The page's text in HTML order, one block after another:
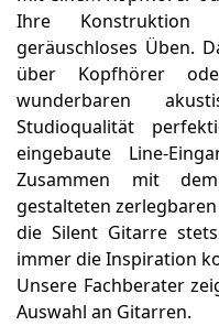
Zubehör
Blechblas
Holzblas
Tasten
Zupfen
Schlagen
Streichen
Elektronik &
Ihre Konstruktion
geräuschloses Üben.
über Kopfhörer
wunderbaren
Studioqualität
eingebaute Line-
Zusammen mit
gestalteten
die Silent Gitarre
immer die Inspiration
Unsere Fachberater
Auswahl an Gitarren.